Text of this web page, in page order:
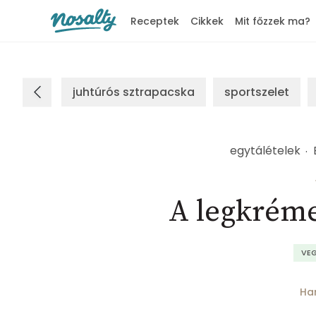
Receptek Cikkek Mit főzzek ma?
juhtúrós sztrapacska sportszelet
egytálételek
A